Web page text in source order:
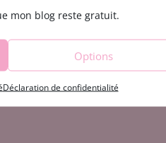
mon blog reste gratuit.
Options
Déclaration de confidentialité